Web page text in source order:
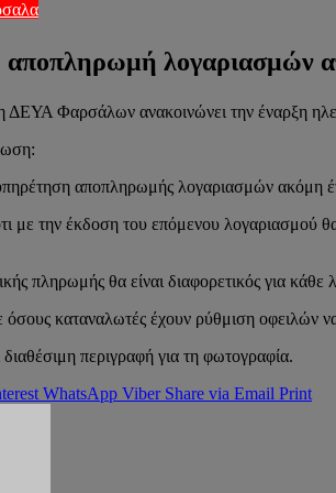
αποπληρωμή λογαριασμών
ΔΕΥΑ Φαρσάλων ανακοινώνει την έναρξη
αποπληρωμής λογαριασμών ακόμη
με την έκδοση του επόμενου λογαριασμού
πληρωμής θα είναι διαφορετικός για κάθε
καταναλωτές έχουν ρύθμιση οφειλών
WhatsApp Viber Share via Email Print